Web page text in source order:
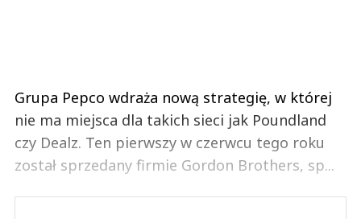
Grupa Pepco wdraża nową strategię, w której
nie ma miejsca dla takich sieci jak Poundland
czy Dealz. Ten pierwszy w czerwcu tego roku
został sprzedany firmie Gordon Brothers, sp...